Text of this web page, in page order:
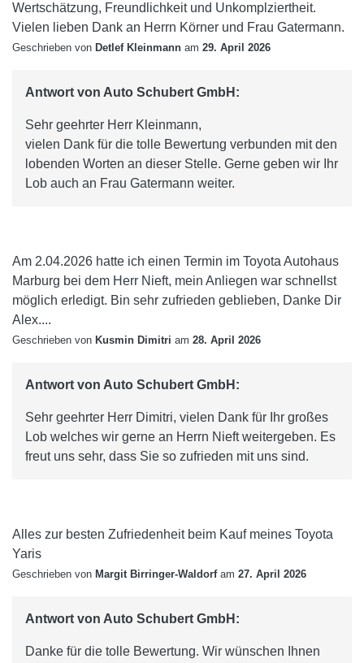
Wertschätzung, Freundlichkeit und Unkomplziertheit.
Vielen lieben Dank an Herrn Körner und Frau Gatermann.
Geschrieben von Detlef Kleinmann am 29. April 2026
Antwort von Auto Schubert GmbH:
Sehr geehrter Herr Kleinmann,
vielen Dank für die tolle Bewertung verbunden mit den
lobenden Worten an dieser Stelle. Gerne geben wir Ihr
Lob auch an Frau Gatermann weiter.
Am 2.04.2026 hatte ich einen Termin im Toyota Autohaus
Marburg bei dem Herr Nieft, mein Anliegen war schnellst
möglich erledigt. Bin sehr zufrieden geblieben, Danke Dir
Alex....
Geschrieben von Kusmin Dimitri am 28. April 2026
Antwort von Auto Schubert GmbH:
Sehr geehrter Herr Dimitri, vielen Dank für Ihr großes
Lob welches wir gerne an Herrn Nieft weitergeben. Es
freut uns sehr, dass Sie so zufrieden mit uns sind.
Alles zur besten Zufriedenheit beim Kauf meines Toyota
Yaris
Geschrieben von Margit Birringer-Waldorfam 27. April 2026
Antwort von Auto Schubert GmbH:
Danke für die tolle Bewertung. Wir wünschen Ihnen